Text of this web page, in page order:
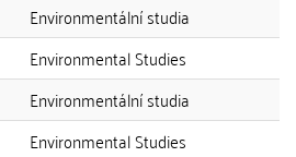
Environmentální studia
Environmental Studies
Environmentální studia
Environmental Studies